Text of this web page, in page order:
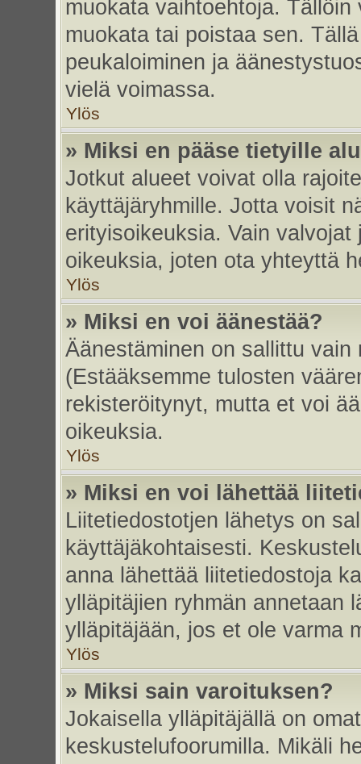
muokata vaihtoehtoja.
muokata tai poistaa sen.
peukaloiminen ja
vielä voimassa.
Ylös
» Miksi en pääse tietyille
Jotkut alueet voivat olla
käyttäjäryhmille. Jotta voisit
erityisoikeuksia. Vain
oikeuksia, joten ota yhteyttä
Ylös
» Miksi en voi äänestää?
Äänestäminen on sallittu
(Estääksemme tulosten
rekisteröitynyt, mutta et voi
oikeuksia.
Ylös
» Miksi en voi lähettää
Liitetiedostotjen lähetys on
käyttäjäkohtaisesti.
anna lähettää liitetiedostoja
ylläpitäjien ryhmän annetaan
ylläpitäjään, jos et ole varma
Ylös
» Miksi sain varoituksen?
Jokaisella ylläpitäjällä on
keskustelufoorumilla. Mikäli